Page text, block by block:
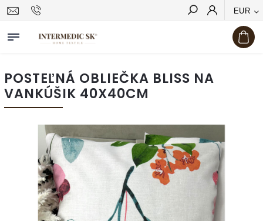
EUR
Hľadať
POSTEĽNÁ OBLIEČKA BLISS NA
VANKÚŠIK 40X40CM